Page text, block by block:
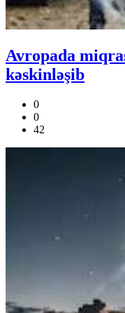
Avropada
kəskinləşib
0
0
42